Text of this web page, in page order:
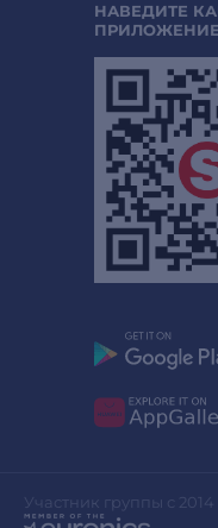
НАВЕДИТЕ
ПРИЛОЖЕНИЕ
Участник группы с 2014